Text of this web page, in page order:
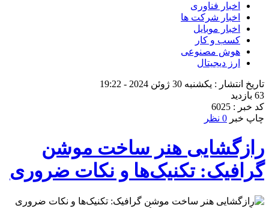
اخبار فناوری
اخبار شرکت ها
اخبار موبایل
کسب و کار
هوش مصنوعی
ارز دیجیتال
تاریخ انتشار : یکشنبه 30 ژوئن 2024 - 19:22
63 بازدید
کد خبر : 6025
چاپ خبر 0 نظر
رازگشایی هنر ساخت موشن
گرافیک: تکنیک‌ها و نکات ضروری